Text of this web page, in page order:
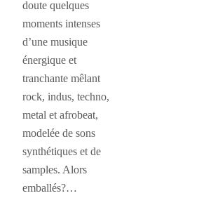
doute quelques
moments intenses
d’une musique
énergique et
tranchante mêlant
rock, indus, techno,
metal et afrobeat,
modelée de sons
synthétiques et de
samples. Alors
emballés?…